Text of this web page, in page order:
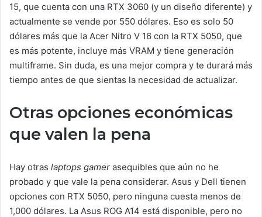
15, que cuenta con una RTX 3060 (y un diseño diferente) y
actualmente se vende por 550 dólares. Eso es solo 50
dólares más que la Acer Nitro V 16 con la RTX 5050, que
es más potente, incluye más VRAM y tiene generación
multiframe. Sin duda, es una mejor compra y te durará más
tiempo antes de que sientas la necesidad de actualizar.
Otras opciones económicas
que valen la pena
Hay otras laptops gamer asequibles que aún no he
probado y que vale la pena considerar. Asus y Dell tienen
opciones con RTX 5050, pero ninguna cuesta menos de
1,000 dólares. La Asus ROG A14 está disponible, pero no